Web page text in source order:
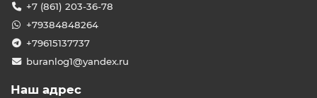
+7 (861) 203-36-78
+79384848264
+79615137737
buranlog1@yandex.ru
Наш адрес